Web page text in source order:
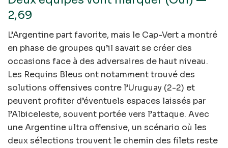
2,69
L’Argentine part favorite, mais le Cap-Vert a montré
en phase de groupes qu’il savait se créer des
occasions face à des adversaires de haut niveau.
Les Requins Bleus ont notamment trouvé des
solutions offensives contre l’Uruguay (2-2) et
peuvent profiter d’éventuels espaces laissés par
l’Albiceleste, souvent portée vers l’attaque. Avec
une Argentine ultra offensive, un scénario où les
deux sélections trouvent le chemin des filets reste